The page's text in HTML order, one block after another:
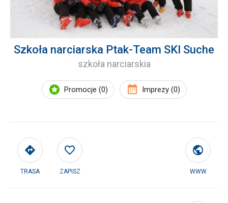
Szkoła narciarska Ptak-Team SKI Suche
szkoła narciarskia
Promocje (0) Imprezy (0)
TRASA ZAPISZ WWW